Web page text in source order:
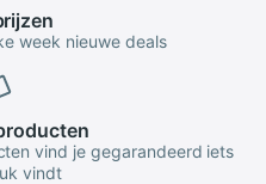
week nieuwe deals
vind je gegarandeerd iets
vindt